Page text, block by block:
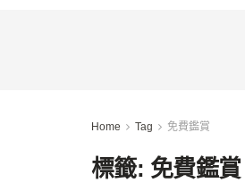
Home Tag 免費鑑賞
標籤: 免費鑑賞